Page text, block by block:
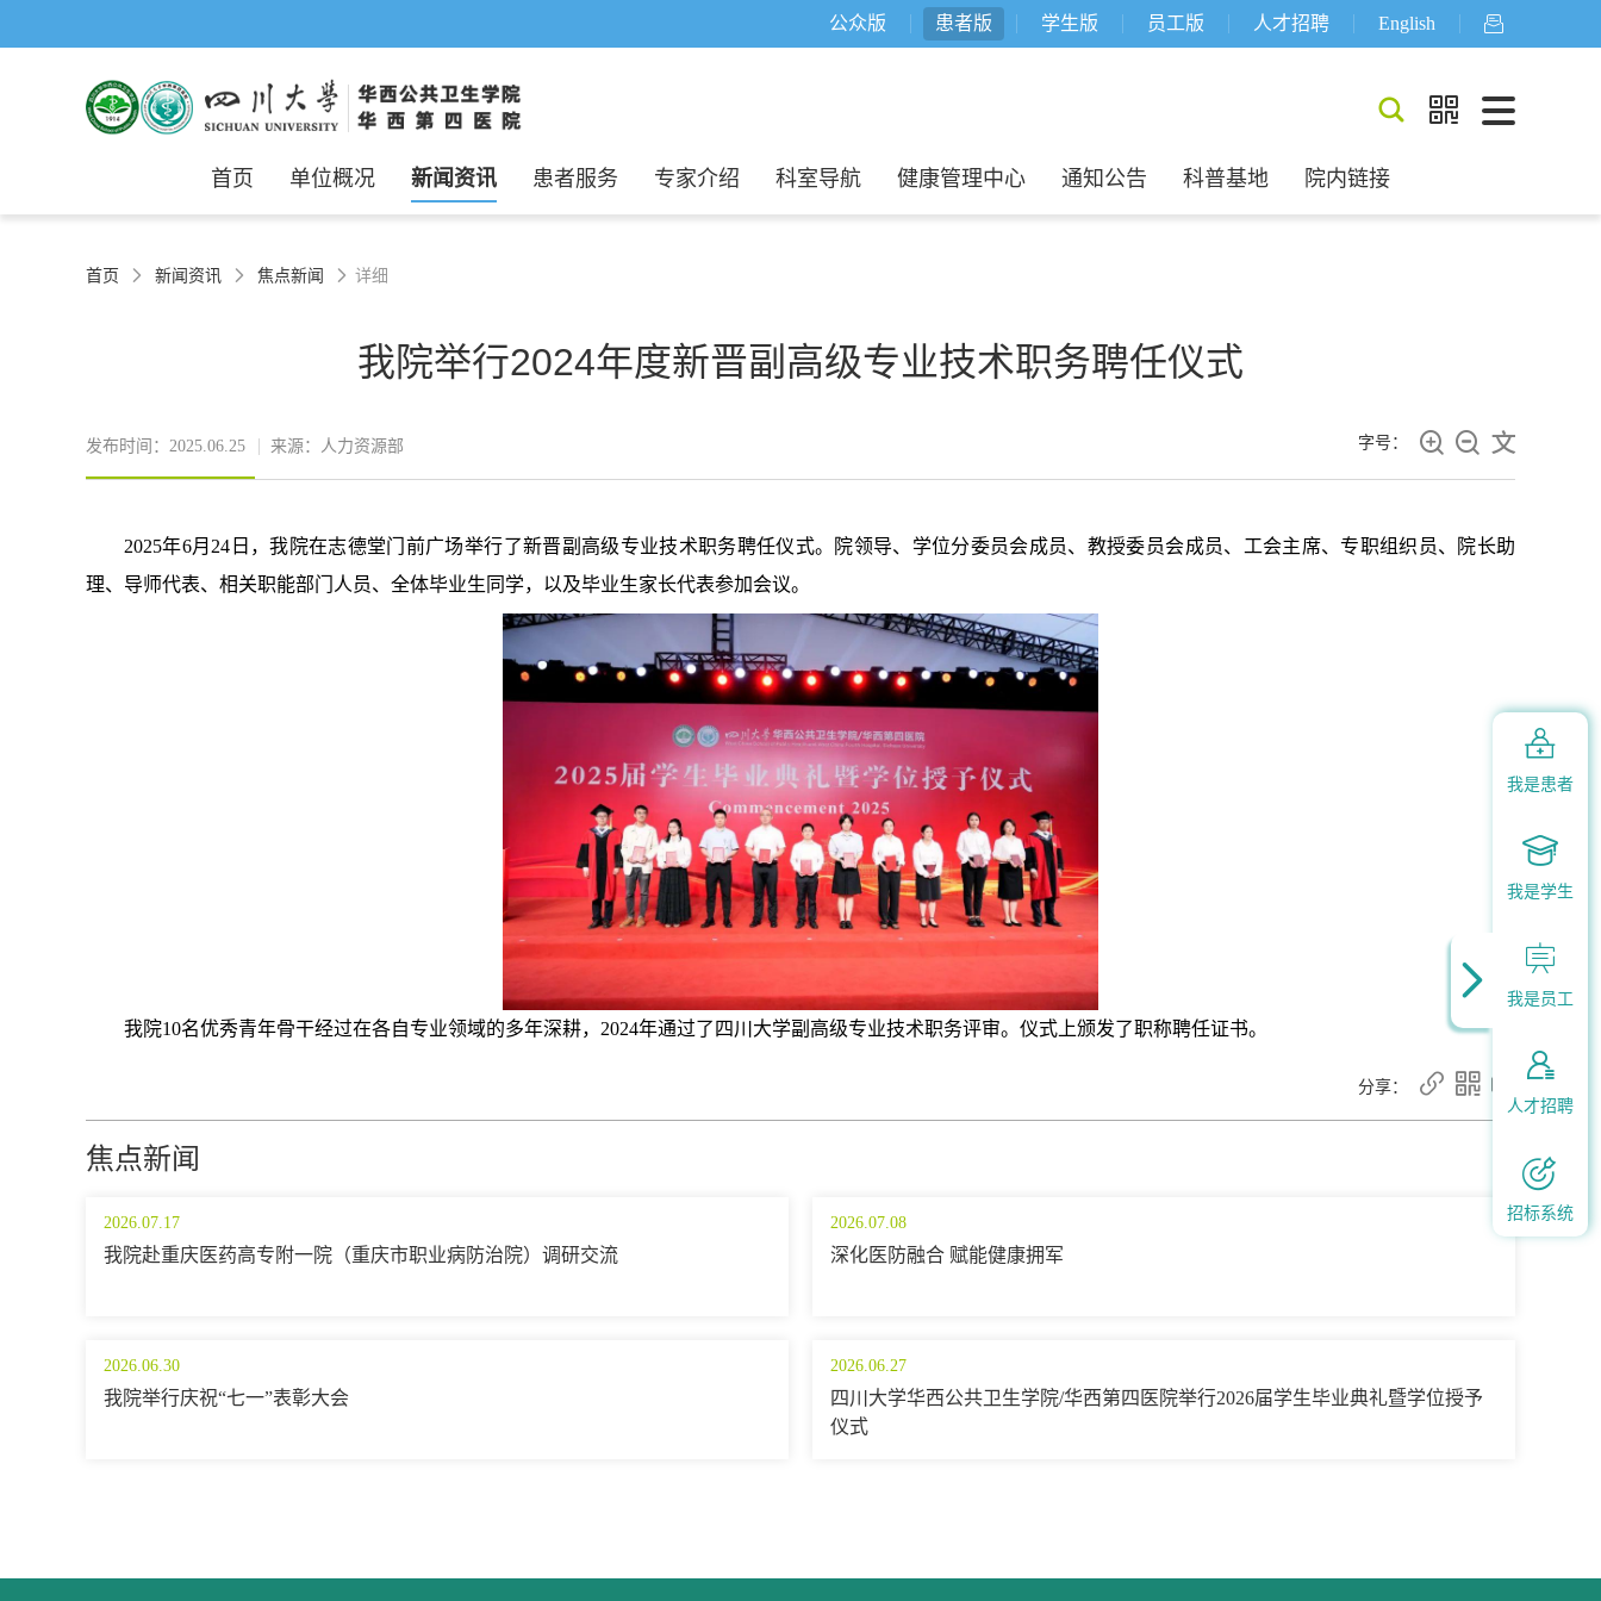
公众版 患者版 学生版 员工版 人才招聘 English 
首页 单位概况 新闻资讯 患者服务 专家介绍 科室导航 健康管理中心 通知公告 科普基地 院内链接
 
首页  新闻资讯  焦点新闻  详细
我院举行2024年度新晋副高级专业技术职务聘任仪式
发布时间：2025.06.25 来源：人力资源部 字号：   
2025年6月24日，我院在志德堂门前广场举行了新晋副高级专业技术职务聘任仪式。院领导、学位分委员会成员、教授委员会成员、工会主席、专职组织员、院长助
理、导师代表、相关职能部门人员、全体毕业生同学，以及毕业生家长代表参加会议。
我院10名优秀青年骨干经过在各自专业领域的多年深耕，2024年通过了四川大学副高级专业技术职务评审。仪式上颁发了职称聘任证书。
分享：   
焦点新闻
2026.07.17
我院赴重庆医药高专附一院（重庆市职业病防治院）调研交流
2026.07.08
深化医防融合 赋能健康拥军
2026.06.30
我院举行庆祝“七一”表彰大会
2026.06.27
四川大学华西公共卫生学院/华西第四医院举行2026届学生毕业典礼暨学位授予
仪式


我是患者

我是学生

我是员工

人才招聘

招标系统